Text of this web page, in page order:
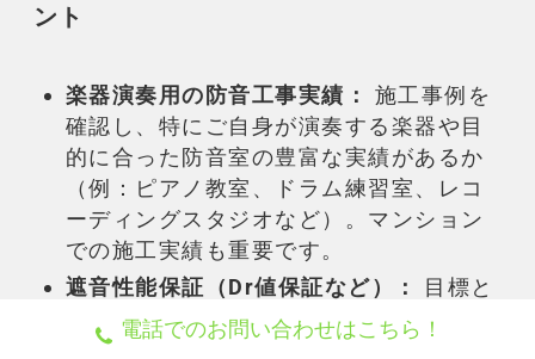
ント
楽器演奏用の 防音工事実績：
施工事例を
確認し、特にご自身が演奏する楽器や目
的に合った 防音室の豊富な実績があるか
（例：ピアノ教室、ドラム練習室、レコ
ーディングスタジオなど）。 マンション
での施工実績も重要です。
遮音性能保証（Dr値保証など）：
目標と
遮音性能を契約書に明記し、完成後
に測定を含め、保証してくれるか確認し
電話でのお問い合わせはこちら！